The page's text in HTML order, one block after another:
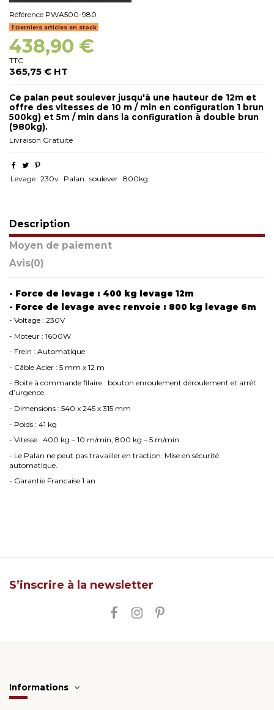
Référence PWA500-980
Derniers articles en stock
438,90 €
TTC
365,75 € HT
Ce palan peut soulever jusqu'à une hauteur de 12m et
offre des vitesses de 10 m / min en configuration 1 brun
500kg) et 5m / min dans la configuration à double brun
(980kg).
Livraison Gratuite
Levage 230v Palan soulever 800kg
Description
Moyen de paiement
Avis(0)
- Force de levage : 400 kg levage 12m
- Force de levage avec renvoie : 800 kg levage 6m
- Voltage : 230V
- Moteur : 1600W
- Frein : Automatique
- Câble Acier : 5 mm x 12 m
- Boite à commande filaire : bouton enroulement déroulement et arrêt
d’urgence.
- Dimensions : 540 x 245 x 315 mm
- Poids : 41 kg
- Vitesse : 400 kg – 10 m/min, 800 kg – 5 m/min
- Le Palan ne peut pas travailler en traction. Mise en sécurité
automatique.
- Garantie Francaise 1 an
S’inscrire à la newsletter
Informations